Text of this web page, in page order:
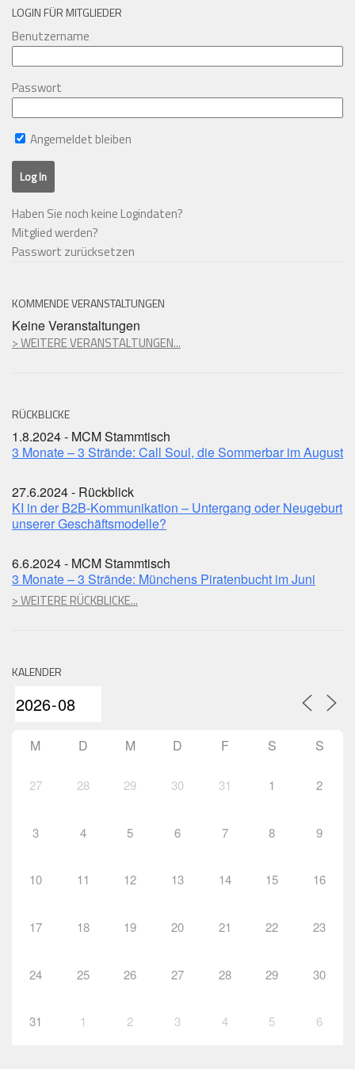
LOGIN FÜR MITGLIEDER
Benutzername
Passwort
Angemeldet bleiben
Haben Sie noch keine Logindaten?
Mitglied werden?
Passwort zurücksetzen
KOMMENDE VERANSTALTUNGEN
Keine Veranstaltungen
> WEITERE VERANSTALTUNGEN...
RÜCKBLICKE
1.8.2024 - MCM Stammtisch
3 Monate – 3 Strände: Call Soul, die Sommerbar im August
27.6.2024 - Rückblick
KI in der B2B-Kommunikation – Untergang oder Neugeburt
unserer Geschäftsmodelle?
6.6.2024 - MCM Stammtisch
3 Monate – 3 Strände: Münchens Piratenbucht im Juni
> WEITERE RÜCKBLICKE...
KALENDER
M D M D F S S
27 28 29 30 31 1 2
3 4 5 6 7 8 9
10 11 12 13 14 15 16
17 18 19 20 21 22 23
24 25 26 27 28 29 30
31 1 2 3 4 5 6